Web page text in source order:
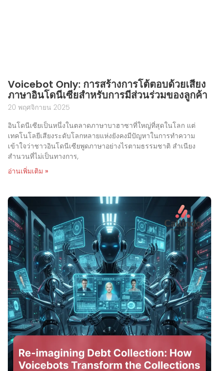
Voicebot Only: การสร้างการโต้ตอบด้วยเสียง
ภาษาอินโดนีเซียสำหรับการมีส่วนร่วมของลูกค้า
20 พฤศจิกายน 2025
อินโดนีเซียเป็นหนึ่งในตลาดภาษาบาฮาซาที่ใหญ่ที่สุดในโลก แต่
เทคโนโลยีเสียงระดับโลกหลายแห่งยังคงมีปัญหาในการทำความ
เข้าใจว่าชาวอินโดนีเซียพูดภาษาอย่างไรตามธรรมชาติ สำเนียง
สำนวนที่ไม่เป็นทางการ,
อ่านเพิ่มเติม »